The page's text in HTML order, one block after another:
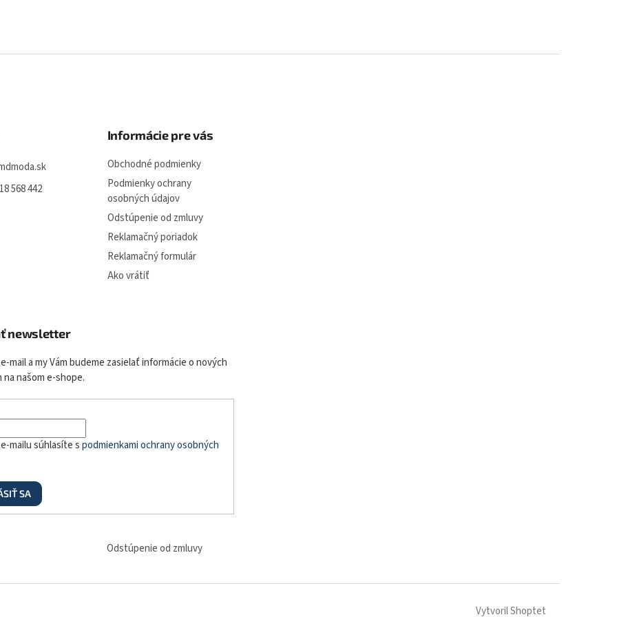
v
568 442
Informácie pre vás
Obchodné podmienky
Podmienky ochrany
osobných údajov
Odstúpenie od zmluvy
Reklamačný poriadok
Reklamačný formulár
Ako vrátiť
newsletter
mail a my Vám budeme zasielať informácie o nových
našom e-shope.
mailu súhlasíte spodmienkami ochrany osobných
SA
Odstúpenie od zmluvy
Vytvoril Shoptet